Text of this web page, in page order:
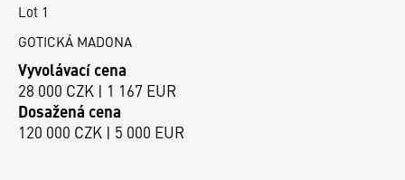
Lot 1
GOTICKÁ MADONA
Vyvolávací cena
28 000 CZK | 1 167 EUR
Dosažená cena
120 000 CZK | 5 000 EUR